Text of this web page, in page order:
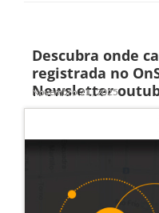
Descubra onde
registrada no
Newsletter
Novembro 21 , 2025